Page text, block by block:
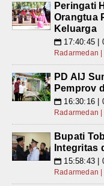
Peringati
Orangtua
Keluarga
📅 17:40:45 |
Radarmedan
PD AIJ
Pemprov
📅 16:30:16 |
Radarmedan
Bupati
Integritas
📅 15:58:43 |
Radarmedan